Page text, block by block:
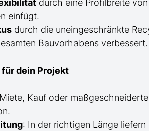
durch eine Profilbreite
einfügt.
durch die uneingeschränkte
Bauvorhabens verbessert.
dein Projekt
Kauf oder maßgeschneiderte
: In der richtigen Länge liefern